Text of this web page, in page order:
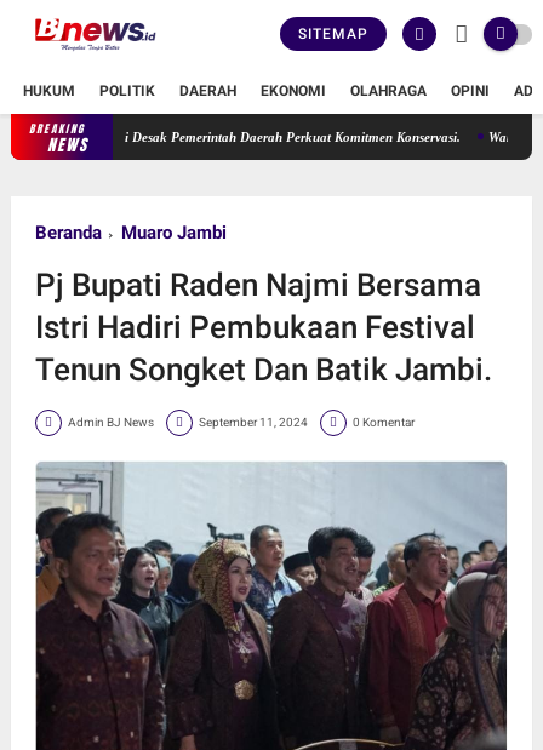
SITEMAP
HUKUM POLITIK DAERAH EKONOMI OLAHRAGA OPINI
BREAKING
NEWS
Suryani Desak Pemerintah Daerah Perkuat Komitmen Konservasi. Wakil Ketua
Beranda Muaro Jambi
Pj Bupati Raden Najmi Bersama
Istri Hadiri Pembukaan Festival
Tenun Songket Dan Batik Jambi.
Admin BJ News September 11, 2024 0 Komentar